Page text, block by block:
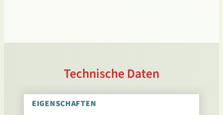
Technische Daten
EIGENSCHAFTEN